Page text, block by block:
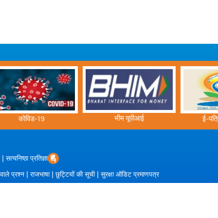
ई-पत्रिका हंस ध्वनि
| सत्यनिष्ठा प्रतिज्ञा
प्रश्न | राजभाषा| छुट्टियों की सूची| सुरक्षा ऑडिट प्रमाणपत्र